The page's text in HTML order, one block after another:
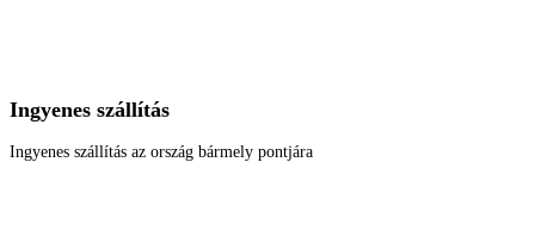
Ingyenes szállítás
Ingyenes szállítás az ország bármely pontjára